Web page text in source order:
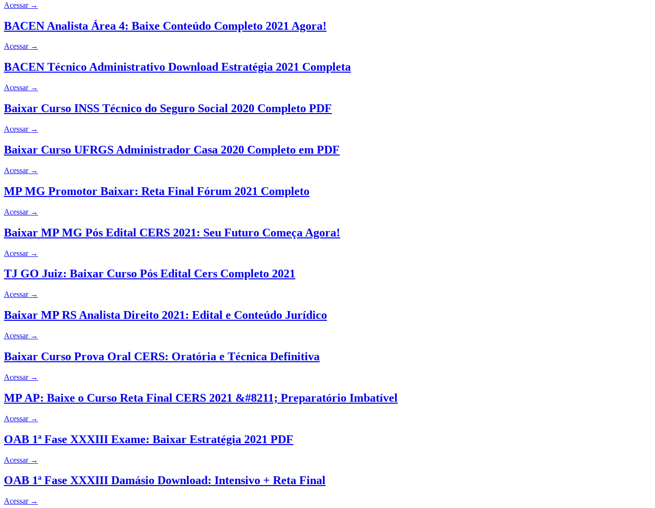
Acessar →
BACEN Analista Área 4: Baixe Conteúdo Completo 2021 Agora!
Acessar →
BACEN Técnico Administrativo Download Estratégia 2021 Completa
Acessar →
Baixar Curso INSS Técnico do Seguro Social 2020 Completo PDF
Acessar →
Baixar Curso UFRGS Administrador Casa 2020 Completo em PDF
Acessar →
MP MG Promotor Baixar: Reta Final Fórum 2021 Completo
Acessar →
Baixar MP MG Pós Edital CERS 2021: Seu Futuro Começa Agora!
Acessar →
TJ GO Juiz: Baixar Curso Pós Edital Cers Completo 2021
Acessar →
Baixar MP RS Analista Direito 2021: Edital e Conteúdo Jurídico
Acessar →
Baixar Curso Prova Oral CERS: Oratória e Técnica Definitiva
Acessar →
MP AP: Baixe o Curso Reta Final CERS 2021 &#8211; Preparatório Imbatível
Acessar →
OAB 1ª Fase XXXIII Exame: Baixar Estratégia 2021 PDF
Acessar →
OAB 1ª Fase XXXIII Damásio Download: Intensivo + Reta Final
Acessar →